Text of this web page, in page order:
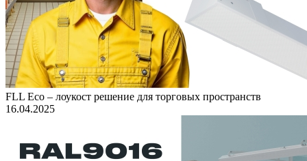
FLL Eco – лоукост решение для торговых пространств
16.04.2025